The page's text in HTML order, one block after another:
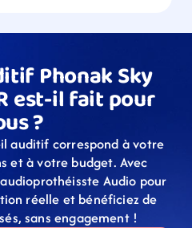
Phonak Sky
est-il fait pour
?
auditif correspond à votre
et à votre budget. Avec
Audio pour
réelle et bénéficiez de
sans engagement !